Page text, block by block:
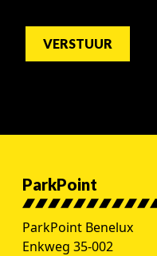
ParkPoint
ParkPoint Benelux
Enkweg 35-002